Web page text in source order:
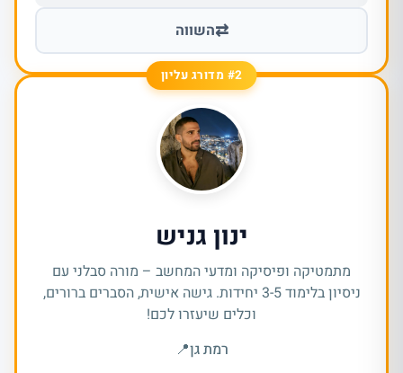
⇄השווה
#2 מדורג עליון
ינון גניש
מתמטיקה ופיסיקה ומדעי המחשב – מורה סבלני עם
ניסיון בלימוד 3-5 יחידות. גישה אישית, הסברים ברורים,
וכלים שיעזרו לכם!
רמת גן📍